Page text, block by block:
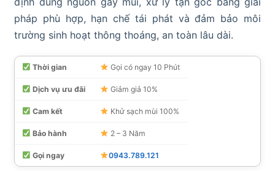
pháp phù hợp, hạn chế tái phát và đảm bảo môi
trường sinh hoạt thông thoáng, an toàn lâu dài.
Thời gian Gọi có ngay 10 Phút
Dịch vụ ưu đãi Giảm giả 10%
Cam kết Khử sạch mùi 100%
Bảo hành 2 – 3 Năm
Gọi ngay 0943.789.121